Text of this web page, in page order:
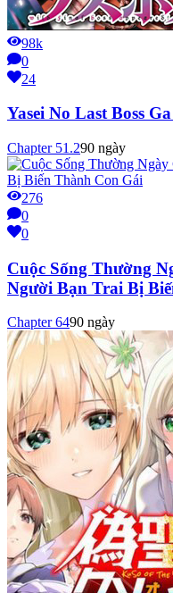
98k
0
24
Yasei No Last Boss
Chapter 51.290 ngày
276
0
0
Cuộc Sống Thường
Người Bạn Trai Bị
Chapter6490 ngày